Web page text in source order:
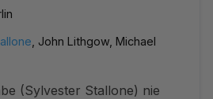
, John Lithgow, Michael
(Sylvester Stallone) nie